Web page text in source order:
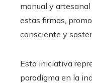
manual y
estas firmas,
consciente y
Esta iniciativa
paradigma en la